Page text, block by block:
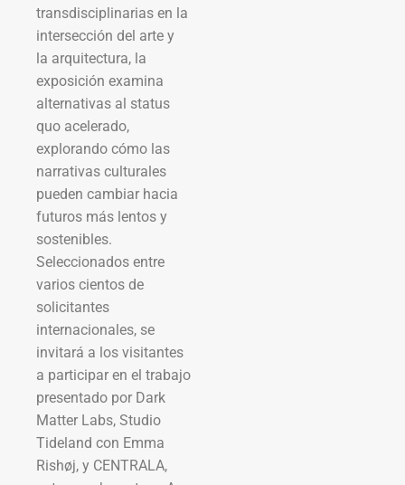
transdisciplinarias en la
intersección del arte y
la arquitectura, la
exposición examina
alternativas al status
quo acelerado,
explorando cómo las
narrativas culturales
pueden cambiar hacia
futuros más lentos y
sostenibles.
Seleccionados entre
varios cientos de
solicitantes
internacionales, se
invitará a los visitantes
a participar en el trabajo
presentado por Dark
Matter Labs, Studio
Tideland con Emma
Rishøj, y CENTRALA,